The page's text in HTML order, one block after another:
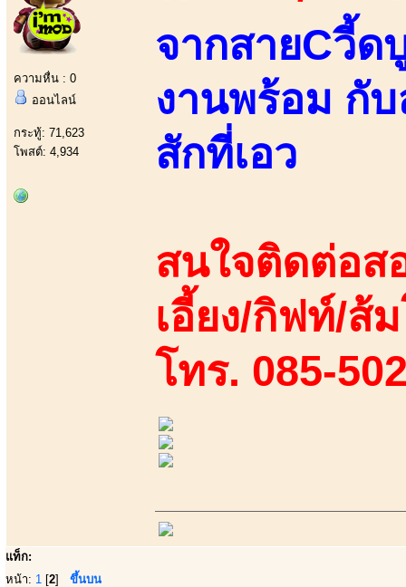
ความหื่น : 0
ออนไลน์
กระทู้: 71,623
โพสต์: 4,934
จากสายCวี้ด
งานพร้อม กั
สักที่เอว
สนใจติดต่อส
เอี้ยง/กิฟท์/ส้
โทร. 085-
แท็ก:
หน้า: 1 [2] ขึ้นบน